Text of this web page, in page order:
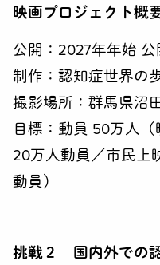
映画プロジェクト概
公開：2027年年始
制作：認知症世界の
撮影場所：群馬県沼
目標：動員 50万人（
20万人動員／市民上
動員）
挑戦２国内外での